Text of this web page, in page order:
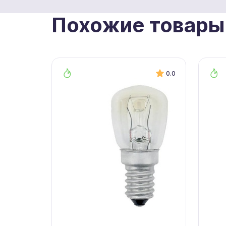
Похожие товары
0.0